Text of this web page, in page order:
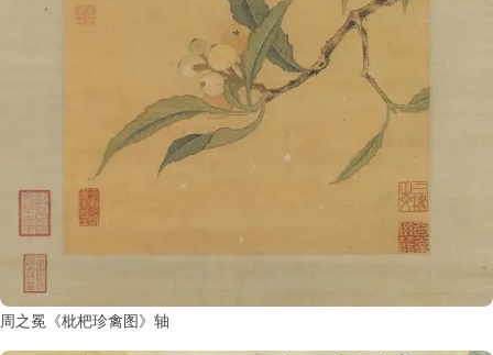
周之冕《枇杷珍禽图》轴